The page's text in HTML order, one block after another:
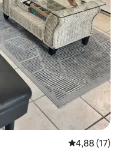
4,88 de uma
4,88 (17)